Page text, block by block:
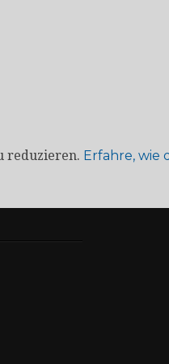
reduzieren. Erfahre, wie